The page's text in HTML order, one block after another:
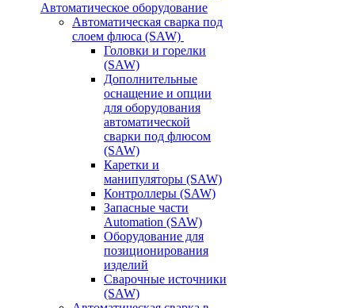
Автоматическое оборудование
Автоматическая сварка под
слоем флюса (SAW)
Головки и горелки
(SAW)
Дополнительные
оснащение и опции
для оборудования
автоматической
сварки под флюсом
(SAW)
Каретки и
манипуляторы (SAW)
Контроллеры (SAW)
Запасные части
Automation (SAW)
Оборудование для
позиционирования
изделий
Сварочные источники
(SAW)